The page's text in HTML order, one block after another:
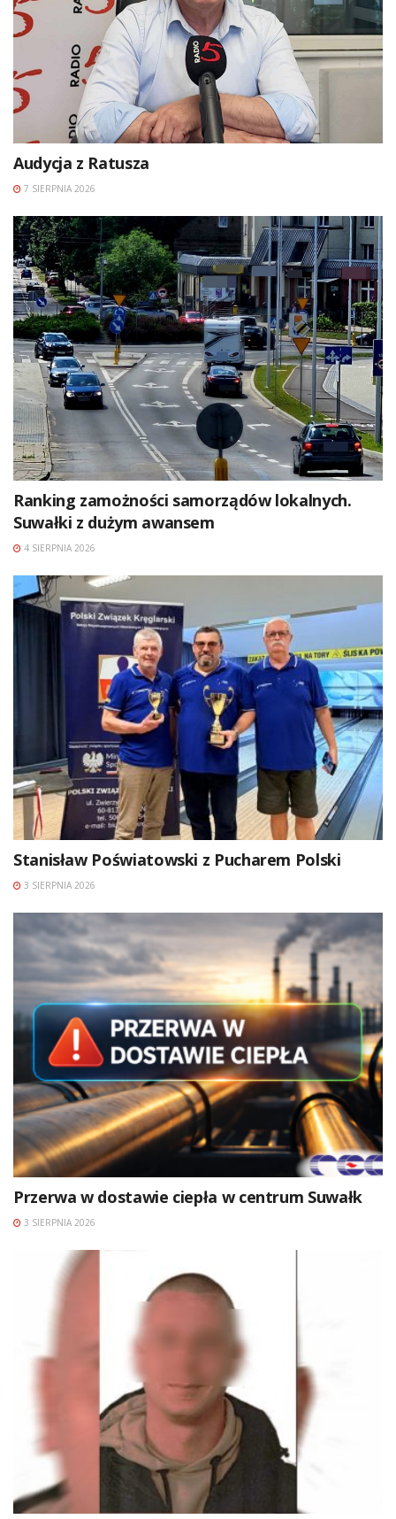
Audycja z Ratusza
7 SIERPNIA 2026
Ranking zamożności samorządów lokalnych.
Suwałki z dużym awansem
4 SIERPNIA 2026
Stanisław Poświatowski z Pucharem Polski
3 SIERPNIA 2026
Przerwa w dostawie ciepła w centrum Suwałk
3 SIERPNIA 2026